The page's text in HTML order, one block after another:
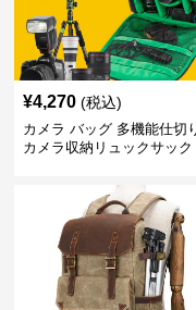
¥4,270 (税込)
カメラ バッグ 多機能仕切
カメラ収納リュックサック